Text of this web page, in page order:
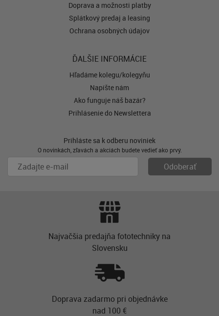
Doprava a možnosti platby
Splátkový predaj a leasing
Ochrana osobných údajov
ĎALŠIE INFORMÁCIE
Hľadáme kolegu/kolegyňu
Napíšte nám
Ako funguje náš bazár?
Prihlásenie do Newslettera
Prihláste sa k odberu noviniek
O novinkách, zľavách a akciách budete vedieť ako prvý.
Najvačšia predajňa fototechniky na
Slovensku
Doprava zadarmo pri objednávke
nad 100 €